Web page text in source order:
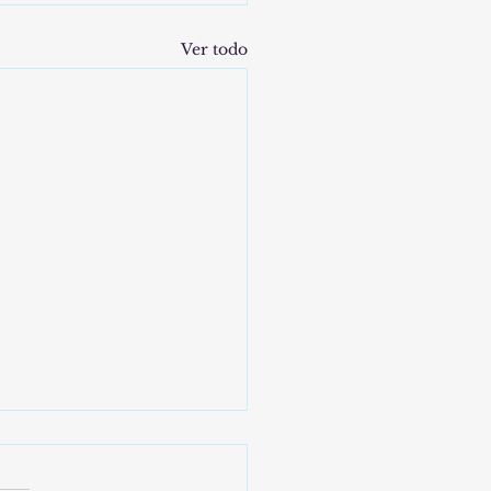
Ver todo
ha Muerto, Viva el rey